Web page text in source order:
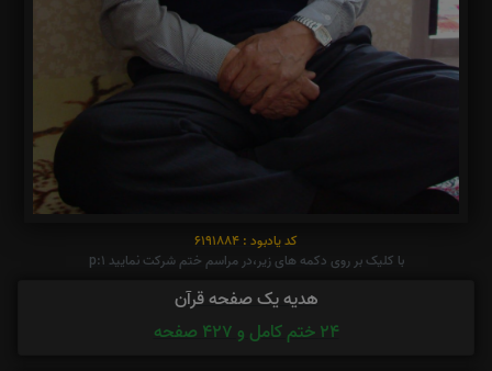
کد یادبود : 6191884
با کلیک بر روی دکمه های زیر،در مراسم ختم شرکت نمایید p:1
هدیه یک صفحه قرآن
24 ختم کامل و 427 صفحه